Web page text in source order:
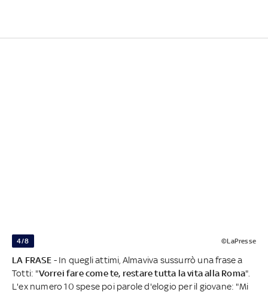
4/8 ©LaPresse
LA FRASE - In quegli attimi, Almaviva sussurrò una frase a
Totti: "Vorrei fare come te, restare tutta la vita alla Roma".
L'ex numero 10 spese poi parole d'elogio per il giovane: "Mi